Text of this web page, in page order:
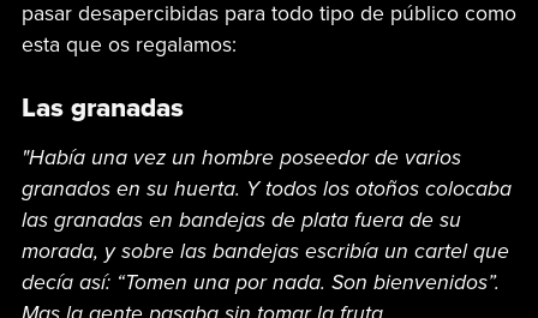
pasar desapercibidas para todo tipo de público como
esta que os regalamos:
Las granadas
"Había una vez un hombre poseedor de varios
granados en su huerta. Y todos los otoños colocaba
las granadas en bandejas de plata fuera de su
morada, y sobre las bandejas escribía un cartel que
decía así: “Tomen una por nada. Son bienvenidos”.